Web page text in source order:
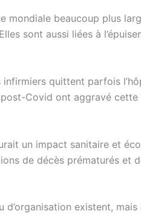
mondiale beaucoup plus
sont aussi liées à
quittent parfois
Covid ont aggravé
un impact sanitaire et
de décès prématurés et
existent,